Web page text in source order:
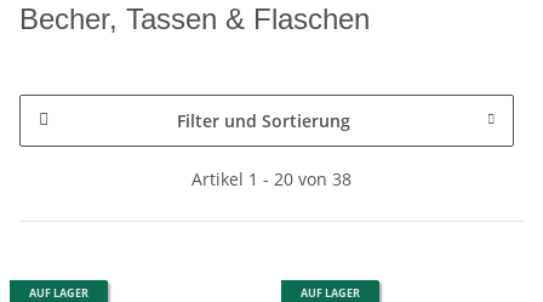
Becher, Tassen & Flaschen
Filter und Sortierung
Artikel 1 - 20 von 38
AUF LAGER AUF LAGER